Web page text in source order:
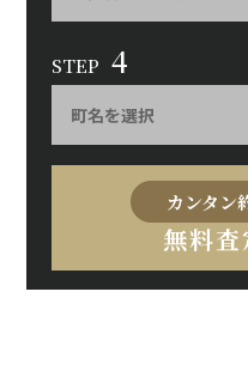
STEP 4
カンタン
無料査